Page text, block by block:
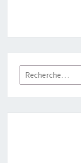
Rechercher :